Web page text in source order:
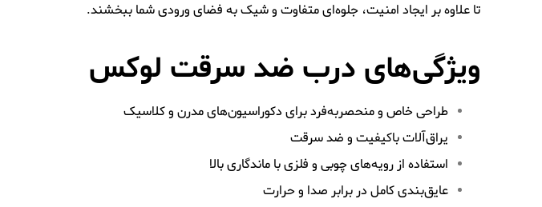
تا علاوه بر ایجاد امنیت، جلوه‌ای متفاوت و شیک به فضای ورودی شما ببخشند.
ویژگی‌های درب ضد سرقت لوکس
طراحی خاص و منحصر‌به‌فرد برای دکوراسیون‌های مدرن و کلاسیک
یراق‌آلات باکیفیت و ضد سرقت
استفاده از رویه‌های چوبی و فلزی با ماندگاری بالا
عایق‌بندی کامل در برابر صدا و حرارت